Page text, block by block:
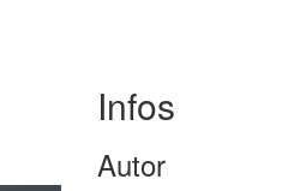
Infos
Autor